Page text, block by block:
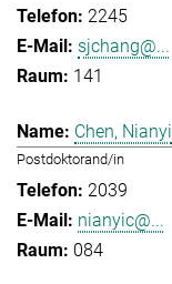
2245
sjchang@...
141
Chen, Nianyi
Postdoktorand/in
2039
nianyic@...
084